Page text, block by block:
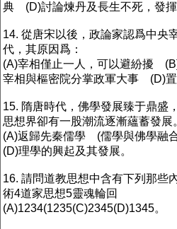
典 (D)討論煉丹及長生不死，發揮
14. 從唐宋以後，政論家認爲中央
代，其原因爲：
(A)宰相僅止一人，可以避紛擾
宰相與樞密院分掌政軍大事 (D)置
15. 隋唐時代，佛學發展臻于鼎盛
思想界卻有一股潮流逐漸蘊蓄發展
(A)返歸先秦儒學 (儒學與佛學
(D)理學的興起及其發展。
16. 請問道教思想中含有下列那些
術4道家思想5靈魂輪回
(A)1234(1235(C)2345(D)1345。